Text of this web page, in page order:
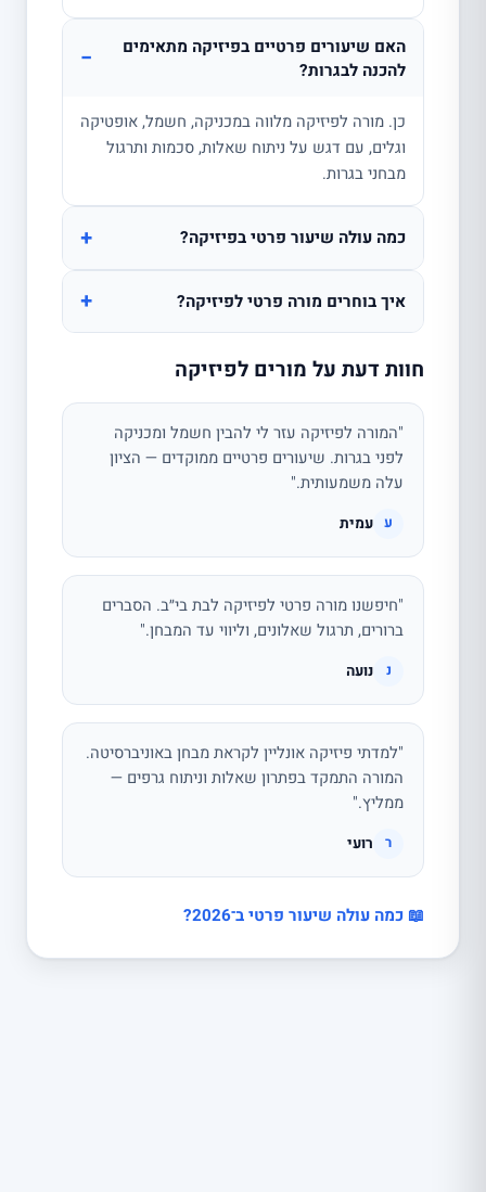
האם שיעורים פרטיים בפיזיקה מתאימים
להכנה לבגרות?
−
כן. מורה לפיזיקה מלווה במכניקה, חשמל, אופטיקה
וגלים, עם דגש על ניתוח שאלות, סכמות ותרגול
מבחני בגרות.
כמה עולה שיעור פרטי בפיזיקה? +
איך בוחרים מורה פרטי לפיזיקה? +
חוות דעת על מורים לפיזיקה
"המורה לפיזיקה עזר לי להבין חשמל ומכניקה
לפני בגרות. שיעורים פרטיים ממוקדים — הציון
עלה משמעותית."
ע עמית
"חיפשנו מורה פרטי לפיזיקה לבת בי״ב. הסברים
ברורים, תרגול שאלונים, וליווי עד המבחן."
נ נועה
"למדתי פיזיקה אונליין לקראת מבחן באוניברסיטה.
המורה התמקד בפתרון שאלות וניתוח גרפים —
ממליץ."
ר רועי
📖 כמה עולה שיעור פרטי ב־2026?